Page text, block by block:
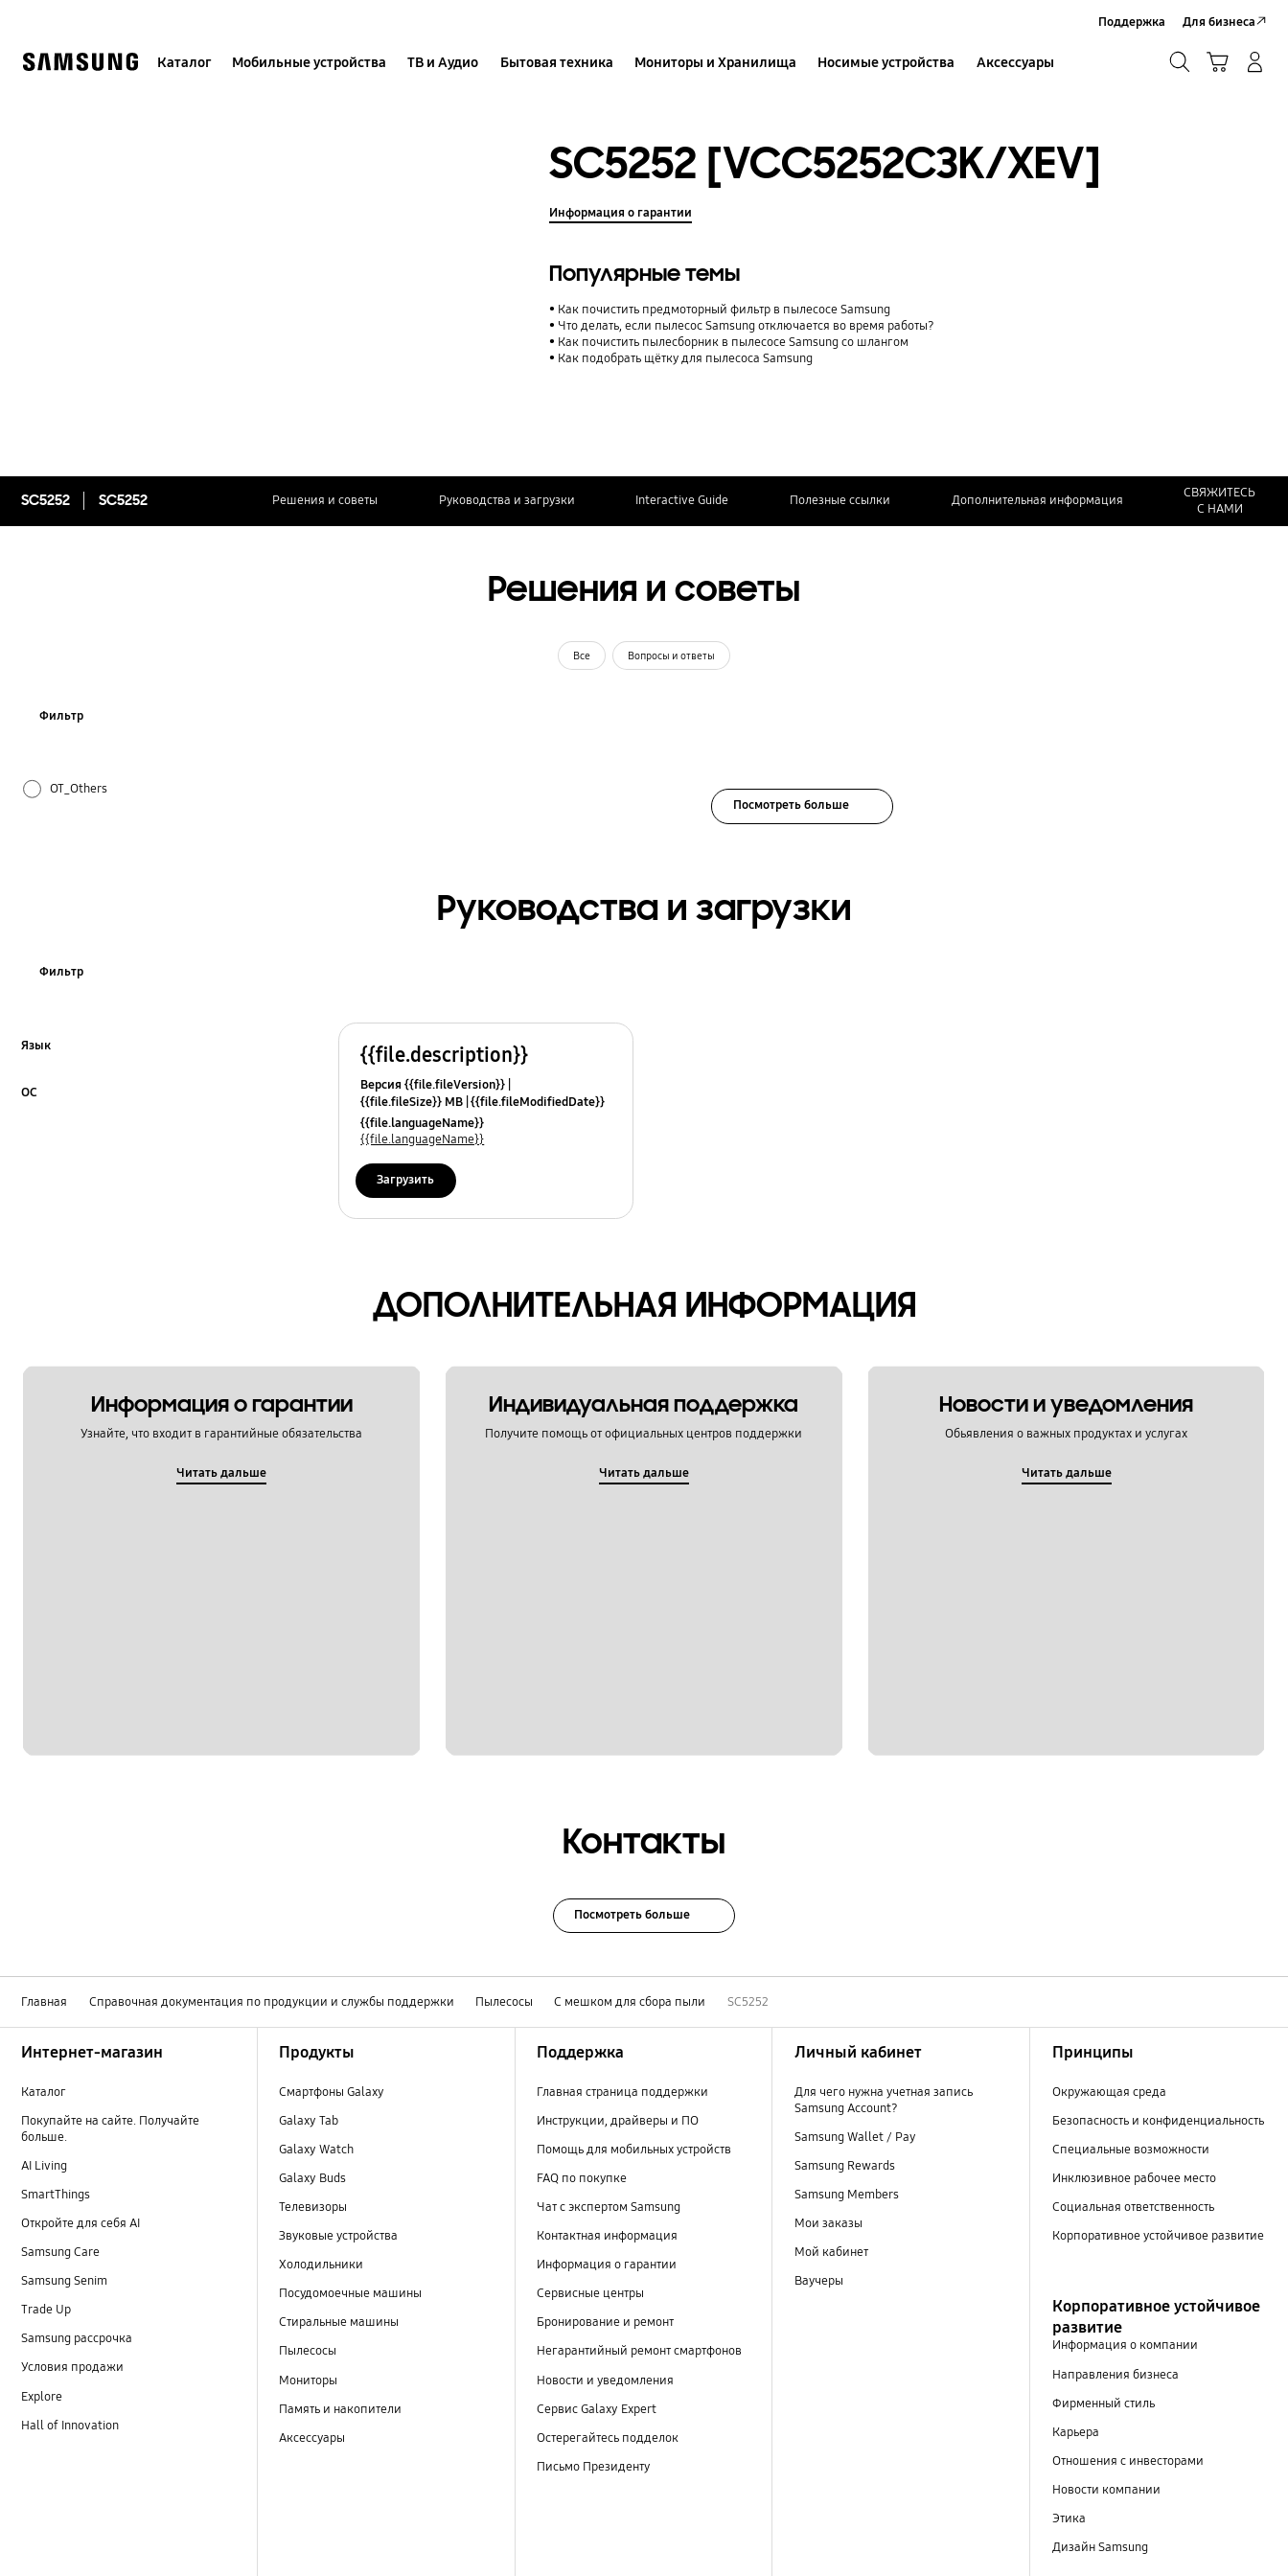
Каталог Мобильные устройства ТВ и Аудио Бытовая техника Мониторы и Хранилища Носимые устройства Аксессуары
Поддержка Для бизнеса
SC5252 [VCC5252C3K/XEV]
Информация о гарантии
Популярные темы
Как почистить предмоторный фильтр в пылесосе Samsung
Что делать, если пылесос Samsung отключается во время работы?
Как почистить пылесборник в пылесосе Samsung со шлангом
Как подобрать щётку для пылесоса Samsung
SC5252 SC5252 Решения и советы Руководства и загрузки Interactive Guide Полезные ссылки Дополнительная информация
СВЯЖИТЕСЬ
С НАМИ
Решения и советы
Все Вопросы и ответы
Фильтр
OT_Others
Посмотреть больше
Руководства и загрузки
Фильтр
Язык
ОС
{{file.description}}
Версия {{file.fileVersion}}
{{file.fileSize}} MB {{file.fileModifiedDate}}
{{file.osNames}}
{{file.languageName}}
{{file.languageName}}
Загрузить
ДОПОЛНИТЕЛЬНАЯ ИНФОРМАЦИЯ
Информация о гарантии
Узнайте, что входит в гарантийные обязательства
Читать дальше
Индивидуальная поддержка
Получите помощь от официальных центров поддержки
Читать дальше
Новости и уведомления
Обьявления о важных продуктах и услугах
Читать дальше
Контакты
Посмотреть больше
Главная Справочная документация по продукции и службы поддержки Пылесосы С мешком для сбора пыли SC5252
Интернет-магазин
Каталог
Покупайте на сайте. Получайте
больше.
AI Living
SmartThings
Откройте для себя AI
Samsung Care
Samsung Senim
Trade Up
Samsung рассрочка
Условия продажи
Explore
Hall of Innovation
Продукты
Смартфоны Galaxy
Galaxy Tab
Galaxy Watch
Galaxy Buds
Телевизоры
Звуковые устройства
Холодильники
Посудомоечные машины
Стиральные машины
Пылесосы
Мониторы
Память и накопители
Аксессуары
Поддержка
Главная страница поддержки
Инструкции, драйверы и ПО
Помощь для мобильных устройств
FAQ по покупке
Чат с экспертом Samsung
Контактная информация
Информация о гарантии
Сервисные центры
Бронирование и ремонт
Негарантийный ремонт смартфонов
Новости и уведомления
Сервис Galaxy Expert
Остерегайтесь подделок
Письмо Президенту
Личный кабинет
Для чего нужна учетная запись
Samsung Account?
Samsung Wallet / Pay
Samsung Rewards
Samsung Members
Мои заказы
Мой кабинет
Ваучеры
Принципы
Окружающая среда
Безопасность и конфиденциальность
Специальные возможности
Инклюзивное рабочее место
Социальная ответственность
Корпоративное устойчивое развитие
Корпоративное устойчивое
развитие
Информация о компании
Направления бизнеса
Фирменный стиль
Карьера
Отношения с инвесторами
Новости компании
Этика
Дизайн Samsung